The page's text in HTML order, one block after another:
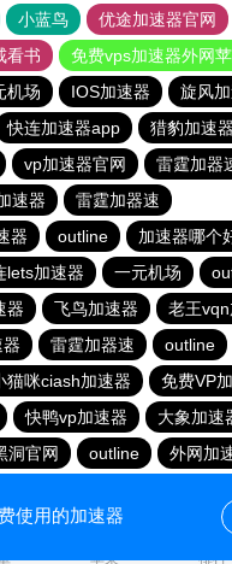
小蓝鸟 优途加速器官网
看书
免费vps加速器外网
机场 IOS加速器
旋风
快连加速器app
猎豹加速
vp加速器官网 雷霆加器
速器
雷霆加器速
器
outline
加速器哪个
lets加速器 一元机场
器 飞鸟加速器
老王
雷霆加器速
outline
猫咪ciash加速器
免费VP
快鸭vp加速器
大象加速
洞官网 outline
外网加
苹果 排行
使用的加速器